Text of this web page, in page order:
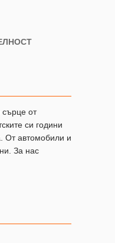
сърце от
си години
От автомобили и
За нас